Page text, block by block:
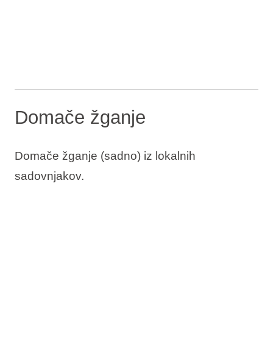
Domače žganje
Domače žganje (sadno) iz lokalnih
sadovnjakov.